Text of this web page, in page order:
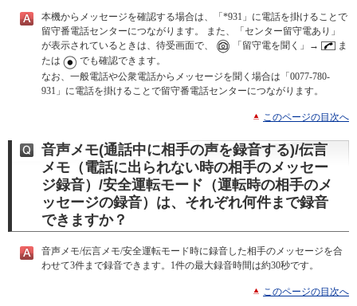
本機からメッセージを確認する場合は、「*931」に電話を掛けることで
留守番電話センターにつながります。 また、「センター留守電あり」
が表示されているときは、待受画面で、
「留守電を聞く」→
ま
たは
でも確認できます。
なお、一般電話や公衆電話からメッセージを聞く場合は「0077-780-
931」に電話を掛けることで留守番電話センターにつながります。
このページの目次へ
音声メモ(通話中に相手の声を録音する)/伝言
メモ（電話に出られない時の相手のメッセー
ジ録音）/安全運転モード（運転時の相手のメ
ッセージの録音）は、それぞれ何件まで録音
できますか？
音声メモ/伝言メモ/安全運転モード時に録音した相手のメッセージを合
わせて3件まで録音できます。1件の最大録音時間は約30秒です。
このページの目次へ